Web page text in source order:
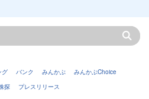
グ バンク みんかぶ
みんかぶChoice
探 プレスリリース